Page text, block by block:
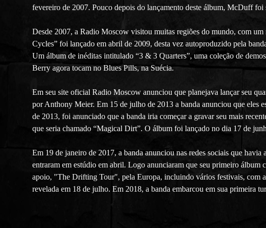
fevereiro de 2007. Pouco depois do lançamento deste álbum, McDuff
Desde 2007, a Radio Moscow visitou muitas regiões do mundo, com
Cycles” foi lançado em abril de 2009, desta vez autoproduzido pela
Um álbum de inéditas intitulado “3 & 3 Quarters”, uma coleção de
Berry agora tocam no Blues Pills, na Suécia.
Em seu site oficial Radio Moscow anunciou que planejava lançar seu
por Anthony Meier. Em 15 de julho de 2013 a banda anunciou que eles
de 2013, foi anunciado que a banda iria começar a gravar seu mais
que seria chamado “Magical Dirt”. O álbum foi lançado no dia 17 de
Em 19 de janeiro de 2017, a banda anunciou nas redes sociais que
entraram em estúdio em abril. Logo anunciaram que seu primeiro
apoio, "The Drifting Tour", pela Europa, incluindo vários festivais, com
revelada em 18 de julho. Em 2018, a banda embarcou em sua primeira